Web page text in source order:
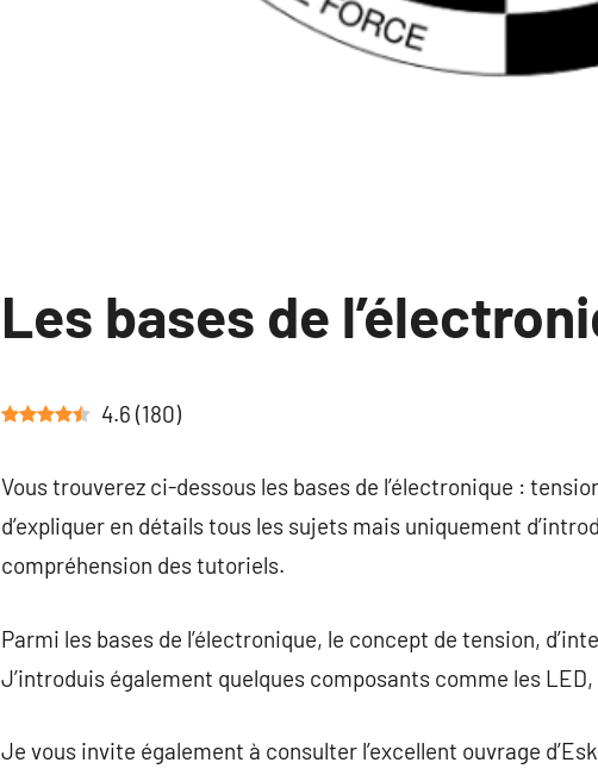
Les bases de
4.6 (180)
Vous trouverez ci-dessous les bases de l’électronique :
d’expliquer en détails tous les sujets mais uniquement
compréhension des tutoriels.
Parmi les bases de l’électronique, le concept de tension,
J’introduis également quelques composants comme les
Je vous invite également à consulter l’excellent ouvrage